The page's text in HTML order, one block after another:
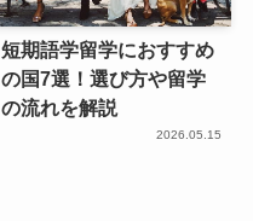
短期語学留学におすすめ
の国7選！選び方や留学
の流れを解説
2026.05.15